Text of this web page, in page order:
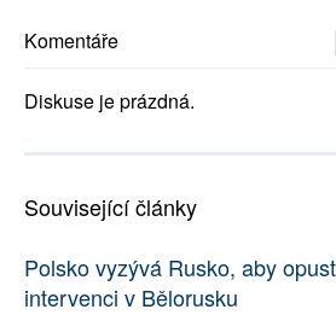
Komentáře
Diskuse je prázdná.
Související články
Polsko vyzývá Rusko, aby
intervenci v Bělorusku